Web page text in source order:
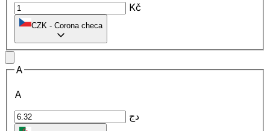
Kč
CZK - Corona checa
A
A
دج